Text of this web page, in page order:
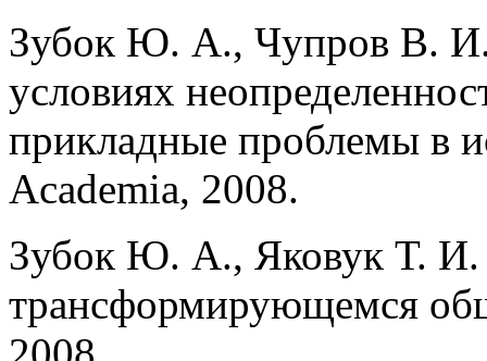
Зубок Ю. А., Чупров В. И.
условиях
прикладные проблемы в
Academia, 2008.
Зубок Ю. А., Яковук Т. И.
трансформирующемся